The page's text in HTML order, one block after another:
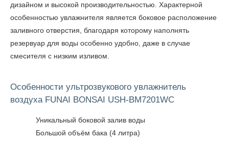
дизайном и высокой производительностью. Характерной
особенностью увлажнителя является боковое расположение
заливного отверстия, благодаря которому наполнять
резервуар для воды особенно удобно, даже в случае
смесителя с низким изливом.
Особенности ультрозвукового увлажнитель
воздуха FUNAI BONSAI USH-BM7201WC
Уникальный боковой залив воды
Большой объём бака (4 литра)